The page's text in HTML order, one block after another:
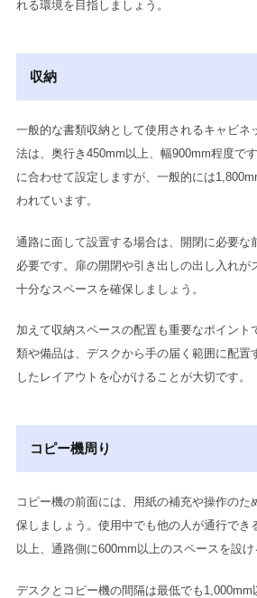
れる環境を目指しましょう。
収納
一般的な書類収納として使用されるキャビネ
法は、奥行き450mm以上、幅900mm程度で
に合わせて設定しますが、一般的には
われています。
通路に面して設置する場合は、開閉に必要な
必要です。扉の開閉や引き出しの出し入れが
十分なスペースを確保しましょう。
加えて収納スペースの配置も重要なポイント
類や備品は、デスクから手の届く範囲に配置
したレイアウトを心がけることが大切です。
コピー機周り
コピー機の前面には、用紙の補充や操作のた
保しましょう。使用中でも他の人が通行でき
以上、通路側に600mm以上のスペースを設け
デスクとコピー機の間隔は最低でも1,000mm